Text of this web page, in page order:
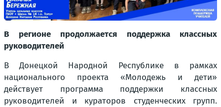
В регионе продолжается поддержка классных
руководителей
В Донецкой Народной Республике в рамках
национального проекта «Молодежь и дети»
действует программа поддержки классных
руководителей и кураторов студенческих групп.